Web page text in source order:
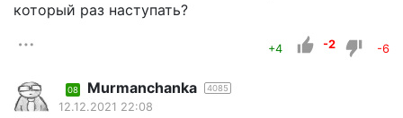
который раз наступать?
+4 -2 -6
08 Murmanchanka 4085
12.12.2021 22:08